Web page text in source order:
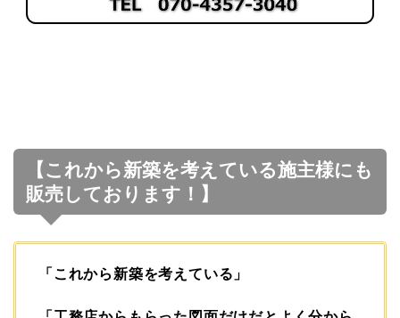
【これから新築を考えている施主様にも
販売しております！】
「これから新築を考えている」